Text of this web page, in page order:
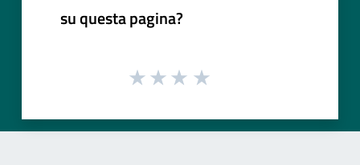
su questa pagina?